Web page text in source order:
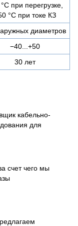
при перегрузке,
°C при токе КЗ
диаметров
−40...+50
30 лет
кабельно-
для
счет чего мы